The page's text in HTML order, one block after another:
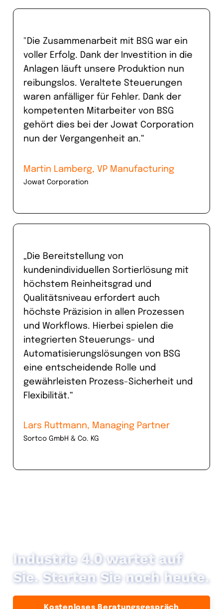
"Die Zusammenarbeit mit BSG war ein
voller Erfolg. Dank der Investition in die
Anlagen läuft unsere Produktion nun
reibungslos. Veraltete Steuerungen
waren anfälliger für Fehler. Dank der
kompetenten Mitarbeiter von BSG
gehört dies bei der Jowat Corporation
nun der Vergangenheit an.“
Martin Lamberg, VP Manufacturing
Jowat Corporation
„Die Bereitstellung von
kundenindividuellen Sortierlösung mit
höchstem Reinheitsgrad und
Qualitätsniveau erfordert auch
höchste Präzision in allen Prozessen
und Workflows. Hierbei spielen die
integrierten Steuerungs- und
Automatisierungslösungen von BSG
eine entscheidende Rolle und
gewährleisten Prozess-Sicherheit und
Flexibilität.“
Lars Ruttmann, Managing Partner
Sortco GmbH & Co. KG
Industrie 4.0 wartet auf
Sie. Starten Sie noch heute.
Kostenloses Beratungsgespräch